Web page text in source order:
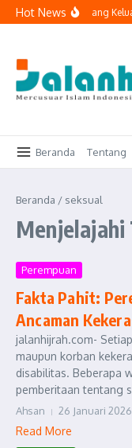
Lewati ke konten
Hot News
Masuk ke Ruang
Beranda Tentang
Beranda / seksual
Menjelajahi
Perempuan
Fakta Pahit:
Ancaman
jalanhijrah.com-
maupun korban
disabilitas. Beberapa
pemberitaan tentang
Ahsan 26 Januari 2026
Read More